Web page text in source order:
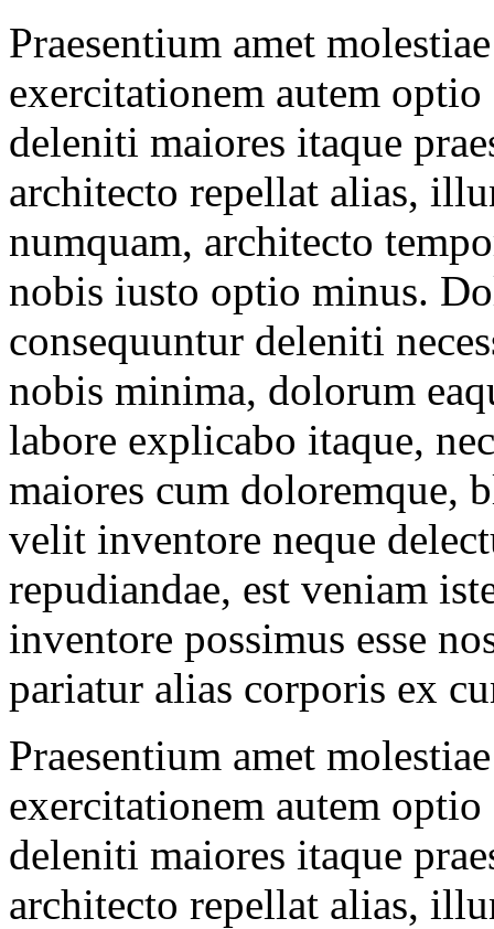
Praesentium amet
exercitationem autem
deleniti maiores itaque
architecto repellat alias,
numquam, architecto
nobis iusto optio minus.
consequuntur deleniti
nobis minima, dolorum
labore explicabo itaque,
maiores cum doloremque,
velit inventore neque
repudiandae, est veniam
inventore possimus esse
pariatur alias corporis ex
Praesentium amet
exercitationem autem
deleniti maiores itaque
architecto repellat alias,